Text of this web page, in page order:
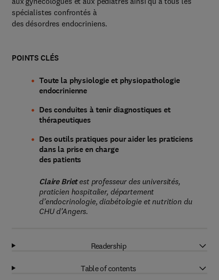
spécialistes confrontés à
des désordres endocriniens.
POINTS CLÉS
Toute la physiologie et physiopathologie
endocrinienne
Des conduites à tenir diagnostiques et
thérapeutiques
Des outils pratiques pour aider les praticiens
dans la prise en charge
des patients
Claire Brietest professeur des universités,
praticien hospitalier, département
d’endocrinologie, diabétologie et nutrition du
CHU d’Angers.
Readership
Table of contents